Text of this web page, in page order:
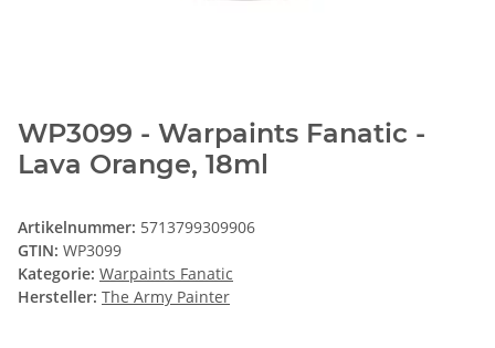
WP3099 - Warpaints Fanatic -
Lava Orange, 18ml
Artikelnummer: 5713799309906
GTIN: WP3099
Kategorie: Warpaints Fanatic
Hersteller: The Army Painter